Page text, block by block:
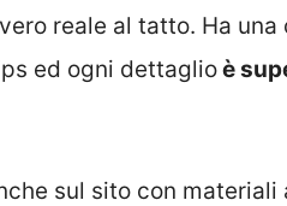
reale al tatto. Ha una
ed ogni dettaglioè
sul sito con materiali